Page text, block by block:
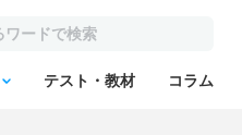
テスト・教材 コラム